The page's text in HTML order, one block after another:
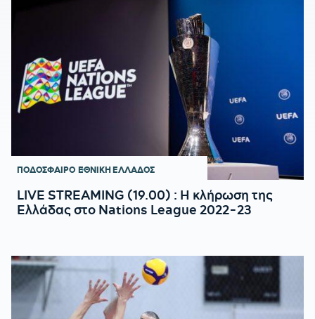
ΠΟΔΟΣΦΑΙΡΟ ΕΘΝΙΚΗ ΕΛΛΑΔΟΣ
LIVE STREAMING (19.00) : Η κλήρωση της
Ελλάδας στο Nations League 2022-23